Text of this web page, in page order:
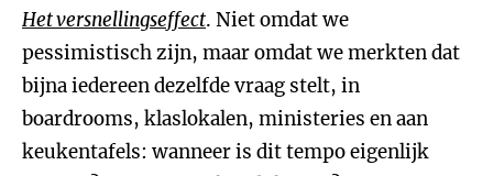
Het versnellingseffect. Niet omdat we
pessimistisch zijn, maar omdat we merkten dat
bijna iedereen dezelfde vraag stelt, in
boardrooms, klaslokalen, ministeries en aan
keukentafels: wanneer is dit tempo eigenlijk